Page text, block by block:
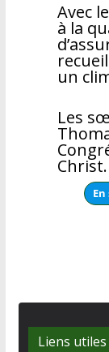
Avec
à la
un
Les
Christ.
Liens